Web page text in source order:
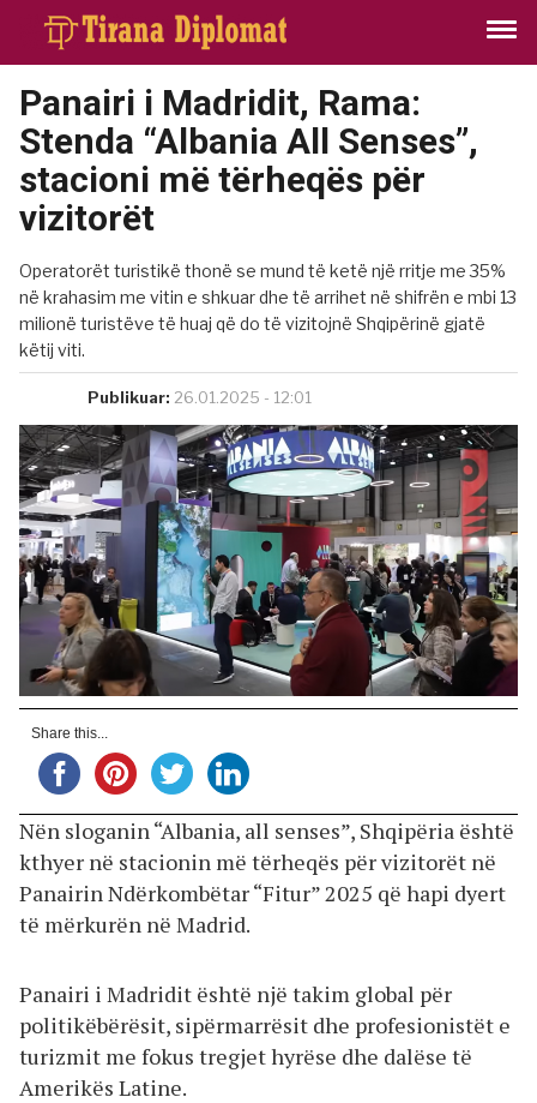
Panairi i Madridit, Rama:
Stenda “Albania All Senses”,
stacioni më tërheqës për
vizitorët
Operatorët turistikë thonë se mund të ketë një rritje me 35%
në krahasim me vitin e shkuar dhe të arrihet në shifrën e mbi 13
milionë turistëve të huaj që do të vizitojnë Shqipërinë gjatë
këtij viti.
Publikuar: 26.01.2025 - 12:01
Share this...
Nën sloganin “Albania, all senses”, Shqipëria është
kthyer në stacionin më tërheqës për vizitorët në
Panairin Ndërkombëtar “Fitur” 2025 që hapi dyert
të mërkurën në Madrid.
Panairi i Madridit është një takim global për
politikëbërësit, sipërmarrësit dhe profesionistët e
turizmit me fokus tregjet hyrëse dhe dalëse të
Amerikës Latine.